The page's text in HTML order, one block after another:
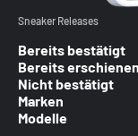
Sneaker Releases
Bereits bestätigt
Bereits erschienen
Nicht bestätigt
Marken
Modelle